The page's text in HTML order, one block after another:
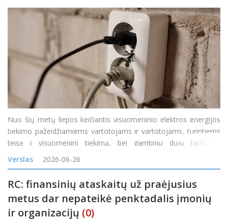
Nuo šių metų liepos keičiantis visuomeninio elektros energijos
tiekimo pažeidžiamiems vartotojams ir vartotojams, turintiems
teisę į visuomeninį tiekimą, bei gamtinių dujų tarifams,
rodmenis būtina deklaruoti iki paskutinės birželio dienos imtinai,
praneša Valstybinė energetikos reguli
Verslas 2026-06-26
RC: finansinių ataskaitų už praėjusius
metus dar nepateikė penktadalis įmonių
ir organizacijų (0)